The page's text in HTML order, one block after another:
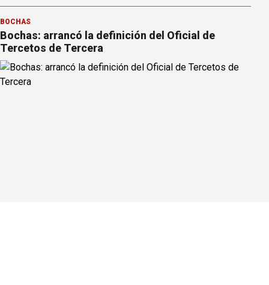
BOCHAS
Bochas: arrancó la definición del Oficial de
Tercetos de Tercera